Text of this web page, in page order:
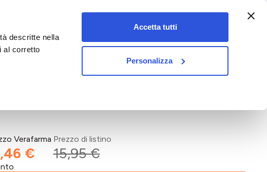
descritte nella
al corretto
Accetta tutti
Personalizza
vet&pet
Verafarma
€
Prezzo di listino
15,95 €